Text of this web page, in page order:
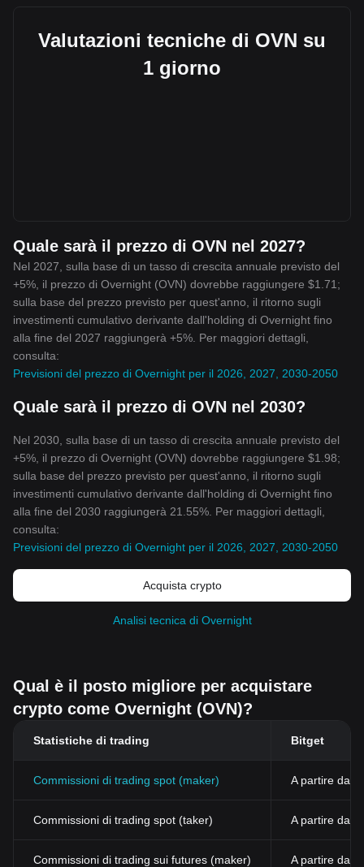
Valutazioni tecniche di OVN su
1 giorno
Quale sarà il prezzo di OVN nel 2027?
Nel 2027, sulla base di un tasso di crescita annuale previsto del
+5%, il prezzo di Overnight (OVN) dovrebbe raggiungere $1.71;
sulla base del prezzo previsto per quest'anno, il ritorno sugli
investimenti cumulativo derivante dall'holding di Overnight fino
alla fine del 2027 raggiungerà +5%. Per maggiori dettagli,
consulta:
Previsioni del prezzo di Overnight per il 2026, 2027, 2030-2050
Quale sarà il prezzo di OVN nel 2030?
Nel 2030, sulla base di un tasso di crescita annuale previsto del
+5%, il prezzo di Overnight (OVN) dovrebbe raggiungere $1.98;
sulla base del prezzo previsto per quest'anno, il ritorno sugli
investimenti cumulativo derivante dall'holding di Overnight fino
alla fine del 2030 raggiungerà 21.55%. Per maggiori dettagli,
consulta:
Previsioni del prezzo di Overnight per il 2026, 2027, 2030-2050
Acquista crypto
Analisi tecnica di Overnight
Qual è il posto migliore per acquistare
crypto come Overnight (OVN)?
Statistiche di trading Bitget
Commissioni di trading spot (maker) A partire dallo
Commissioni di trading spot (taker) A partire
Commissioni di trading sui futures (maker) A partire dallo